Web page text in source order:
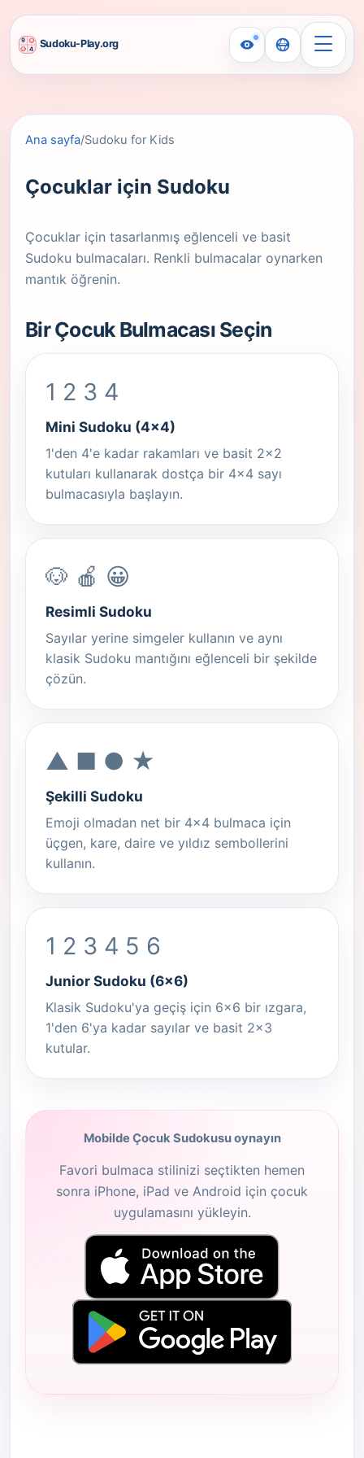
Ana sayfa/Sudoku for Kids
Çocuklar için Sudoku
Çocuklar için tasarlanmış eğlenceli ve basit
Sudoku bulmacaları. Renkli bulmacalar oynarken
mantık öğrenin.
Bir Çocuk Bulmacası Seçin
1 2 3 4
Mini Sudoku (4x4)
1'den 4'e kadar rakamları ve basit 2x2
kutuları kullanarak dostça bir 4x4 sayı
bulmacasıyla başlayın.
🐶 🍎 😀
Resimli Sudoku
Sayılar yerine simgeler kullanın ve aynı
klasik Sudoku mantığını eğlenceli bir şekilde
çözün.
▲ ■ ● ★
Şekilli Sudoku
Emoji olmadan net bir 4x4 bulmaca için
üçgen, kare, daire ve yıldız sembollerini
kullanın.
1 2 3 4 5 6
Junior Sudoku (6x6)
Klasik Sudoku'ya geçiş için 6x6 bir ızgara,
1'den 6'ya kadar sayılar ve basit 2x3
kutular.
Mobilde Çocuk Sudokusu oynayın
Favori bulmaca stilinizi seçtikten hemen
sonra iPhone, iPad ve Android için çocuk
uygulamasını yükleyin.